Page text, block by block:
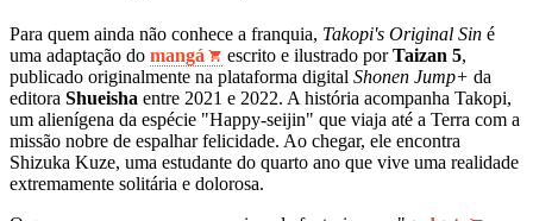
Para quem ainda não conhece a franquia, Takopi's Original Sin é
uma adaptação do mangá escrito e ilustrado porTaizan 5,
publicado originalmente na plataforma digital Shonen Jump+ da
editora Shueisha entre 2021 e 2022. A história acompanha Takopi,
um alienígena da espécie "Happy-seijin" que viaja até a Terra com a
missão nobre de espalhar felicidade. Ao chegar, ele encontra
Shizuka Kuze, uma estudante do quarto ano que vive uma realidade
extremamente solitária e dolorosa.